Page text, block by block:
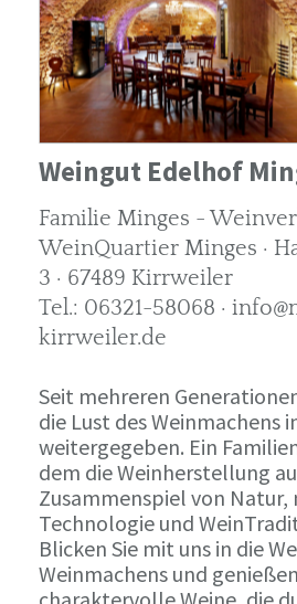
Weingut Edelhof
Familie Minges -
WeinQuartier Minges ·
3 · 67489 Kirrweiler
Tel.: 06321-58068 ·
kirrweiler.de
Seit mehreren
die Lust des Weinmachens
weitergegeben. Ein
dem die Weinherstellung
Zusammenspiel von Natur,
Technologie und
Blicken Sie mit uns in die
Weinmachens und